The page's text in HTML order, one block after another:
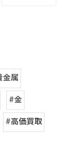
属
#金
#高価買取